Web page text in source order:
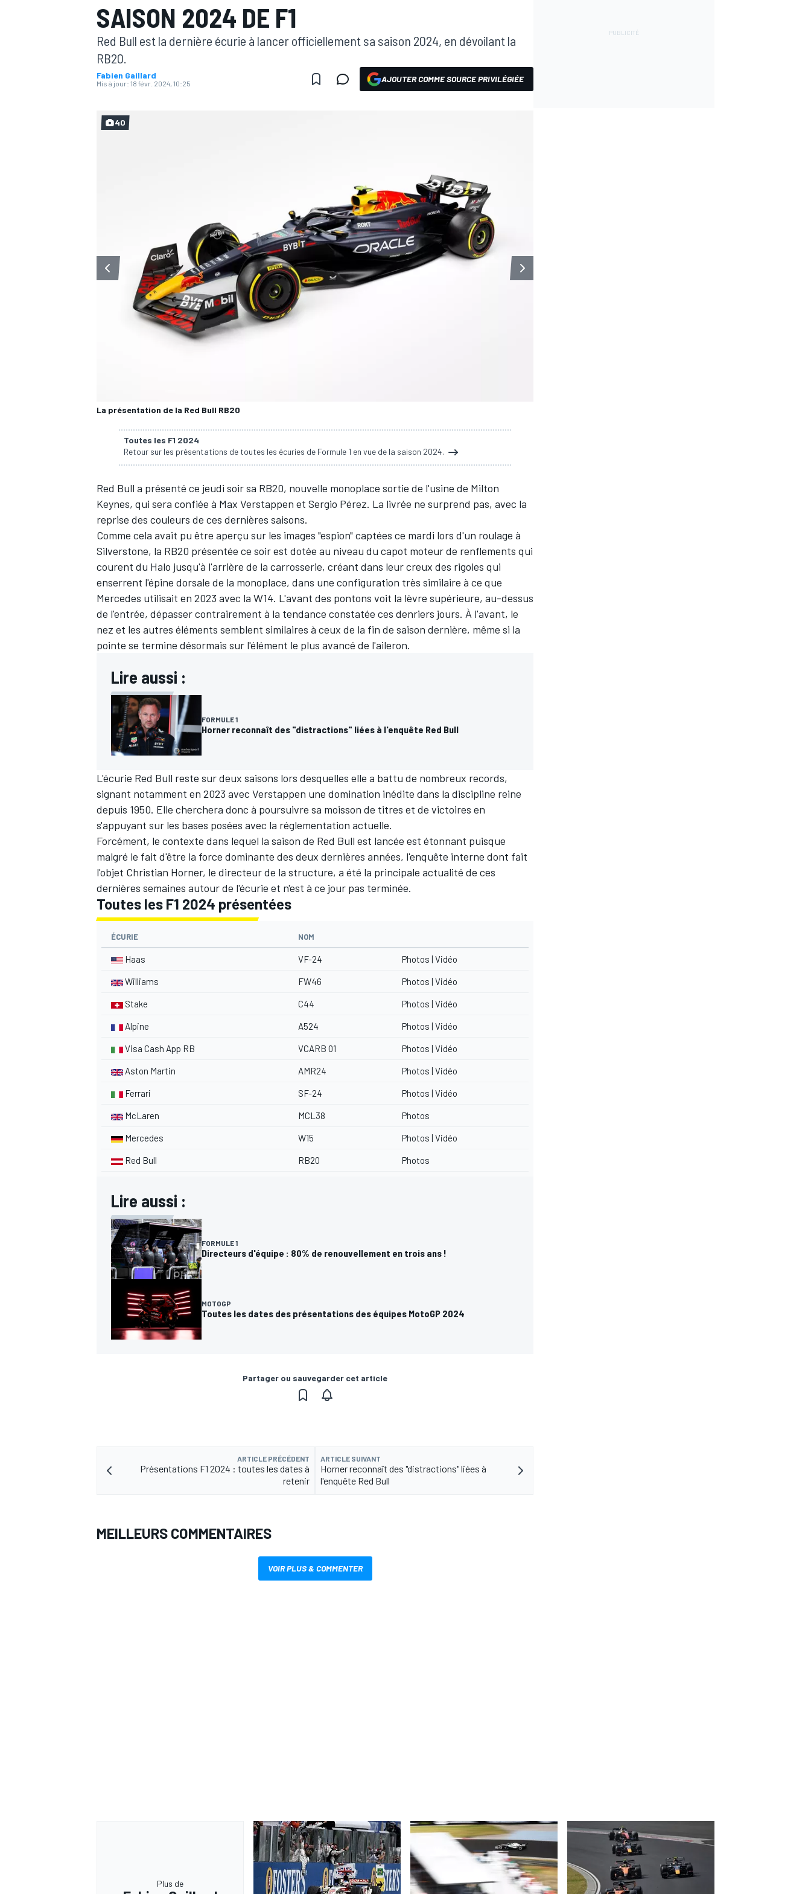
WEC
AUTRES CHAMPIONNATS
SAISON 2024 DE F1
Red Bull est la dernière écurie à lancer officiellement sa saison 2024, en dévoilant la
RB20.
Fabien Gaillard
Mis à jour: 18 févr. 2024, 10:25 AJOUTER COMME SOURCE PRIVILÉGIÉE
La présentation de la Red Bull RB20
40
Toutes les F1 2024
Retour sur les présentations de toutes les écuries de Formule 1 en vue de la saison 2024.
Red Bull a présenté ce jeudi soir sa RB20, nouvelle monoplace sortie de l'usine de Milton
Keynes, qui sera confiée à Max Verstappen et Sergio Pérez. La livrée ne surprend pas, avec la
reprise des couleurs de ces dernières saisons.
Comme cela avait pu être aperçu sur les images "espion" captées ce mardi lors d'un roulage à
Silverstone, la RB20 présentée ce soir est dotée au niveau du capot moteur de renflements qui
courent du Halo jusqu'à l'arrière de la carrosserie, créant dans leur creux des rigoles qui
enserrent l'épine dorsale de la monoplace, dans une configuration très similaire à ce que
Mercedes utilisait en 2023 avec la W14. L'avant des pontons voit la lèvre supérieure, au-dessus
de l'entrée, dépasser contrairement à la tendance constatée ces denriers jours. À l'avant, le
nez et les autres éléments semblent similaires à ceux de la fin de saison dernière, même si la
pointe se termine désormais sur l'élément le plus avancé de l'aileron.
Lire aussi :
FORMULE 1
Horner reconnaît des "distractions" liées à l'enquête Red Bull
L'écurie Red Bull reste sur deux saisons lors desquelles elle a battu de nombreux records,
signant notamment en 2023 avec Verstappen une domination inédite dans la discipline reine
depuis 1950. Elle cherchera donc à poursuivre sa moisson de titres et de victoires en
s'appuyant sur les bases posées avec la réglementation actuelle.
Forcément, le contexte dans lequel la saison de Red Bull est lancée est étonnant puisque
malgré le fait d'être la force dominante des deux dernières années, l'enquête interne dont fait
l'objet Christian Horner, le directeur de la structure, a été la principale actualité de ces
dernières semaines autour de l'écurie et n'est à ce jour pas terminée.
Toutes les F1 2024 présentées
ÉCURIE NOM
Haas VF-24 Photos | Vidéo
Williams FW46 Photos | Vidéo
Stake C44 Photos | Vidéo
Alpine A524 Photos | Vidéo
Visa Cash App RB VCARB 01 Photos | Vidéo
Aston Martin AMR24 Photos | Vidéo
Ferrari SF-24 Photos | Vidéo
McLaren MCL38 Photos
Mercedes W15 Photos | Vidéo
Red Bull RB20 Photos
Lire aussi :
FORMULE 1
Directeurs d'équipe : 80% de renouvellement en trois ans !
MOTOGP
Toutes les dates des présentations des équipes MotoGP 2024
Partager ou sauvegarder cet article
ARTICLE PRÉCÉDENT
Présentations F1 2024 : toutes les dates à
retenir
ARTICLE SUIVANT
Horner reconnaît des "distractions" liées à
l'enquête Red Bull
MEILLEURS COMMENTAIRES
VOIR PLUS & COMMENTER
Plus de